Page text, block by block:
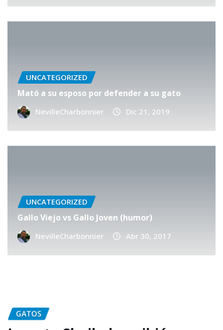
UNCATEGORIZED
Mató a su esposo por defender a su gato
NevilleCharbonnier Dic 21, 2019
UNCATEGORIZED
Gallo Viejo vs Gallo Joven (humor)
NevilleCharbonnier Abr 30, 2017
GATOS